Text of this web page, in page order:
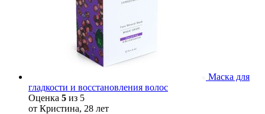
Маска для
гладкости и восстановления волос
Оценка 5 из 5
от Кристина, 28 лет